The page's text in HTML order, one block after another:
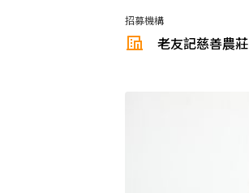
招募機構
老友記慈善農莊